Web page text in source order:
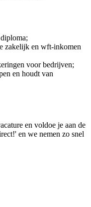
zakelijk en wft-inkomen
voor bedrijven;
en houdt van
en voldoe je aan de
en we nemen zo snel